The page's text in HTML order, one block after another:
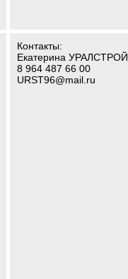
Контакты:
Екатерина УРАЛСТРОЙ
8 964 487 66 00
URST96@mail.ru